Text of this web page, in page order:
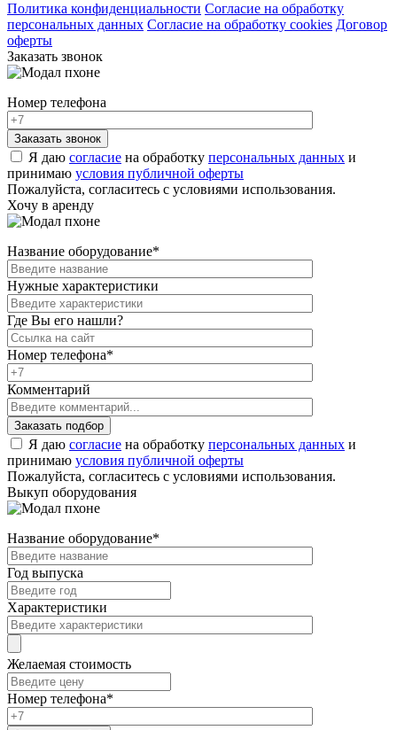
Политика конфиденциальности Согласие на обработку
персональных данных Согласие на обработку cookies Договор
оферты
Заказать звонок
Номер телефона
Я даю согласие на обработку персональных данных и
принимаю условия публичной оферты
Пожалуйста, согласитесь с условиями использования.
Хочу в аренду
Название оборудование*
Нужные характеристики
Где Вы его нашли?
Номер телефона*
Комментарий
Я даю согласие на обработку персональных данных и
принимаю условия публичной оферты
Пожалуйста, согласитесь с условиями использования.
Выкуп оборудования
Название оборудование*
Год выпуска
Характеристики
Желаемая стоимость
Номер телефона*